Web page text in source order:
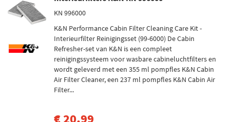
Filter type
Stoffilter (6)
Carbon filter (1)
Niet op voorraad (7)
KN 996000
K&N Performance Cabin Filter Cleaning Care Kit -
Interieurfilter Reinigingsset (99-6000) De Cabin
Refresher-set van K&N is een compleet
reinigingssysteem voor wasbare cabineluchtfilters en
wordt geleverd met een 355 ml pompfles K&N Cabin
Air Filter Cleaner, een 237 ml pompfles K&N Cabin Air
Filter...
€ 20,99